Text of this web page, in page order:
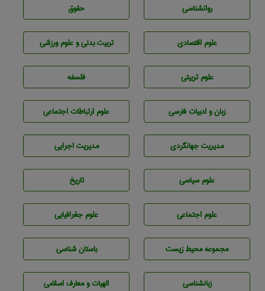
روانشناسی حقوق
علوم اقتصادی تربيت بدنی و علوم ورزشی
علوم تربيتی فلسفه
زبان و ادبيات فارسی علوم ارتباطات اجتماعی
مديريت جهانگردی مديريت اجرايی
علوم سياسی تاريخ
علوم اجتماعی علوم جغرافيايی
مجموعه محيط زيست باستان شناسی
زبانشناسی الهیات و معارف اسلامی